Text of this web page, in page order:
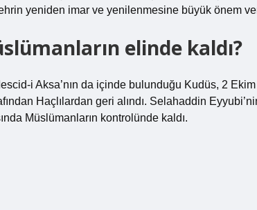
yeniden imar ve yenilenmesine büyük önem
elinde kaldı?
i Aksa’nın da içinde bulunduğu Kudüs, 2
Haçlılardan geri alındı. Selahaddin
Müslümanların kontrolünde kaldı.